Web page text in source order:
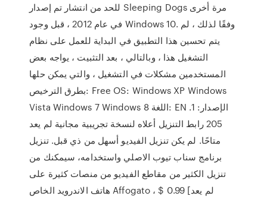
للحد من انتشار تم إصدار Sleeping Dogs مرة أخرى
في عام 2012 ، قبل وجود Windows 10. وفقًا لذلك ، لم
يتم تحسين هذا التطبيق في البداية للعمل على نظام
التشغيل هذا ، وبالتالي ، بعد التثبيت ، يواجه بعض
المستخدمين مشكلات في التشغيل ، والتي يمكن حلها
بطرق الترخيص: Free OS: Windows XP Windows
Vista Windows 7 Windows 8 اللغة: EN الإصدار: 1.
205 رابط التنزيل أعلاه لنسخة تجريبية مجانية لم يعد
متاحًا. لم يكن تنزيل الفيديو أسهل من ذي قبل. تنزيل
برنامج سناب تيوب الاصلي واستخدامه، سيمكنك من
تنزيل الكثير من مقاطع الفيديو من منصات كثيرة على
هاتف الاندرويد الخاص Affogato ، $ 0.99 [لم يعد